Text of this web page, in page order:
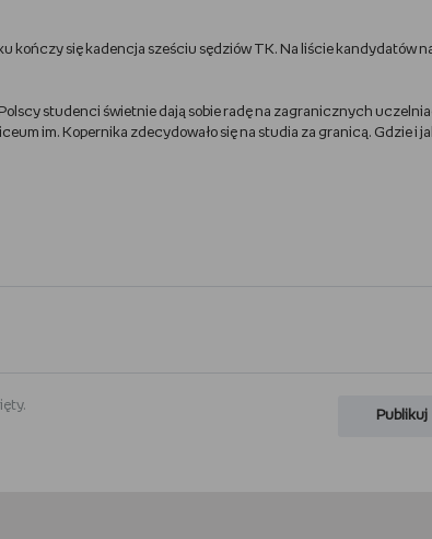
kończy się kadencja sześciu sędziów TK. Na liście kandydatów
studenci świetnie dają sobie radę na zagranicznych
im. Kopernika zdecydowało się na studia za granicą. Gdzie i
Publikuj